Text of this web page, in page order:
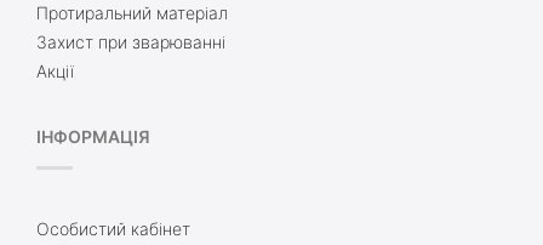
Протиральний матеріал
Захист при зварюванні
Акції
ІНФОРМАЦІЯ
Особистий кабінет